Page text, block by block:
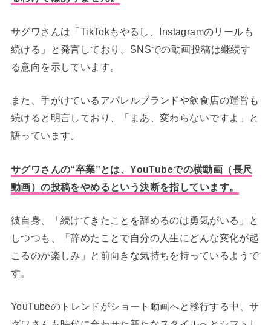
サグワさんは「TikTokもやるし、Instagramのリールも
続ける」と発言しており、SNSでの動画投稿は継続す
る意向を示しています。
また、手がけているアパレルブランドや飲食店の運営も
続けると明言しており、「まあ、変わらないですよ」と
語っています。
サグワさんの“卒業”とは、YouTubeでの横動画（長尺
動画）の投稿をやめるという決断を指しています。
彼自身、「続けてきたことを辞めるのは勇気がいる」と
しつつも、「辞めたことで自分の人生にどんな変化が起
こるのか楽しみ」と前向きな気持ちを持っているようで
す。
YouTubeのトレンドがショート動画へと移行する中、サ